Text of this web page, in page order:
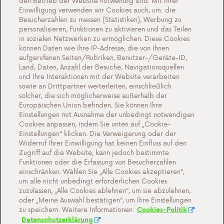
Zeugnisse
Aktionen
Veranstaltungen
Arbeiten bei Antargaz
Kontakt
Cookie-Einstellungen
Wichtige Dokumente und Allgemeine
Geschaftsbedingungen
Datenschutz- und Cookie-Richtlinien
Einwilligung verwenden wir Cookies auch, um: die
Besucherzahlen zu messen (Statistiken), Werbung zu
personalisieren, Funktionen zu aktivieren und das Teilen
in sozialen Netzwerken zu ermöglichen. Diese Cookies
können Daten wie Ihre IP-Adresse, die von Ihnen
aufgerufenen Seiten/Rubriken, Benutzer-/Geräte-ID,
Land, Daten, Anzahl der Besuche, Navigationsquellen
und Ihre Interaktionen mit der Website verarbeiten
sowie an Drittpartner weiterleiten, einschließlich
solcher, die sich möglicherweise außerhalb der
Europäischen Union befinden. Sie können Ihre
Einstellungen mit Ausnahme der unbedingt notwendigen
Cookies anpassen, indem Sie unten auf „Cookie-
Einstellungen“ klicken. Die Verweigerung oder der
Widerruf Ihrer Einwilligung hat keinen Einfluss auf den
Zugriff auf die Website, kann jedoch bestimmte
Funktionen oder die Erfassung von Besucherzahlen
einschränken. Wählen Sie „Alle Cookies akzeptieren“,
um alle nicht unbedingt erforderlichen Cookies
zuzulassen, „Alle Cookies ablehnen“, um sie abzulehnen,
oder „Meine Auswahl bestätigen“, um Ihre Einstellungen
zu speichern. Weitere Informationen: Cookies-Politik
Datenschutzerklärung